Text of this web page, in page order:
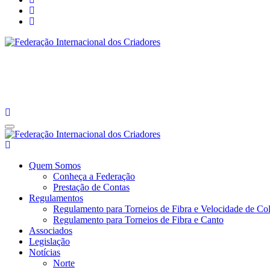
Federação Internacional dos Criadores
Quem Somos
Conheça a Federação
Prestação de Contas
Regulamentos
Regulamento para Torneios de Fibra e Velocidade de
Regulamento para Torneios de Fibra e Canto
Associados
Legislação
Notícias
Norte